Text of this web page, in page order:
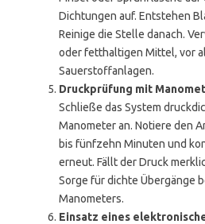
Dichtungen auf. Entstehen
Reinige die Stelle danach.
oder fetthaltigen Mittel, vor
Sauerstoffanlagen.
Druckprüfung mit
Schließe das System
Manometer an. Notiere den
bis fünfzehn Minuten und
erneut. Fällt der Druck
Sorge für dichte Übergänge
Manometers.
Einsatz eines